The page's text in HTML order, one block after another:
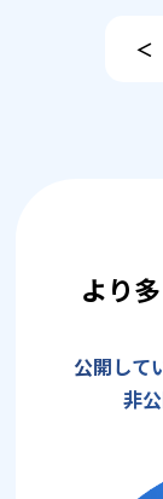
＜
より
公開して
非